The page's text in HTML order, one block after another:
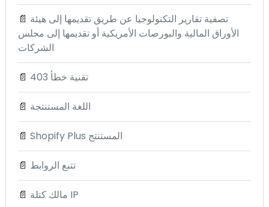
📄 تصفية تقارير التكنولوجيا عن طريق تقديمها إلى هيئة
الأوراق المالية والبورصات الأمريكية أو تقديمها إلى مجلس
الشركات
📄 تقنية خطأ 403
📄 اللغة المستنتجة
📄 Shopify Plus المستنتج
📄 تتبع الروابط
📄 مالك كتلة IP